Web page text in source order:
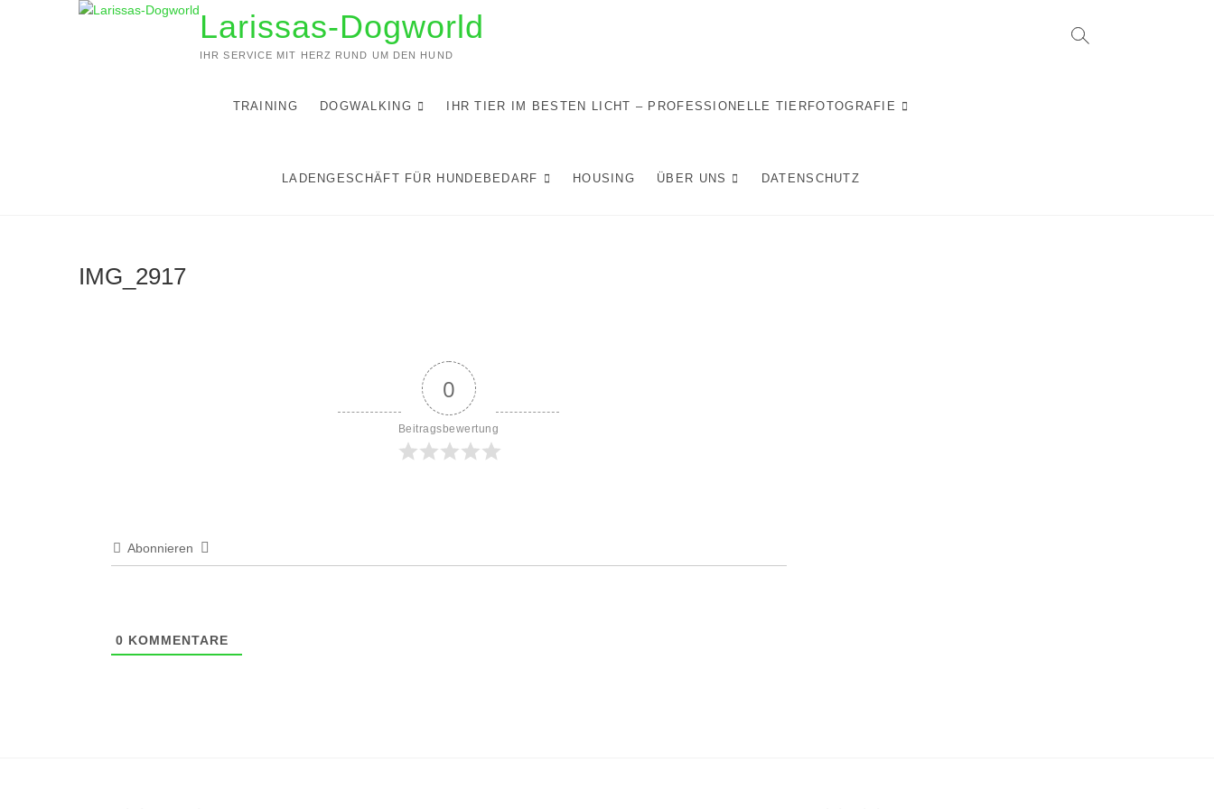
Larissas-Dogworld
IHR SERVICE MIT HERZ RUND UM DEN HUND
TRAINING DOGWALKING IHR TIER IM BESTEN LICHT – PROFESSIONELLE TIERFOTOGRAFIE
LADENGESCHÄFT FÜR HUNDEBEDARF HOUSING ÜBER UNS DATENSCHUTZ
IMG_2917
0
Beitragsbewertung
Abonnieren
0 KOMMENTARE